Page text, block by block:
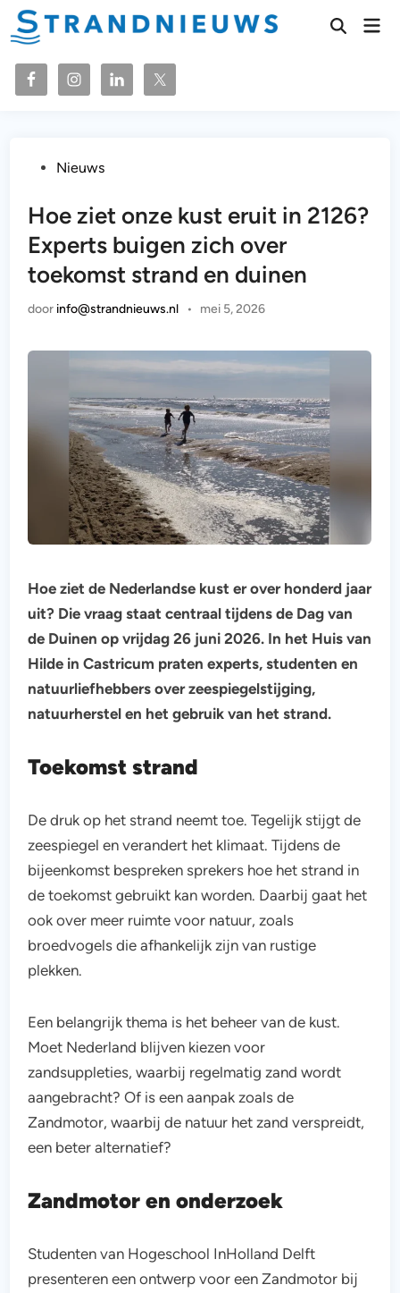
naar
inhoud
Zoeken
Geplaatst
Nieuws
Hoe ziet onze kust eruit in 2126?
Experts buigen zich over
toekomst strand en duinen
door info@strandnieuws.nl • mei 5, 2026
Hoe ziet de Nederlandse kust er over honderd jaar
uit? Die vraag staat centraal tijdens de Dag van
de Duinen op vrijdag 26 juni 2026. In het Huis van
Hilde in Castricum praten experts, studenten en
natuurliefhebbers over zeespiegelstijging,
natuurherstel en het gebruik van het strand.
Toekomst strand
De druk op het strand neemt toe. Tegelijk stijgt de
zeespiegel en verandert het klimaat. Tijdens de
bijeenkomst bespreken sprekers hoe het strand in
de toekomst gebruikt kan worden. Daarbij gaat het
ook over meer ruimte voor natuur, zoals
broedvogels die afhankelijk zijn van rustige
plekken.
Een belangrijk thema is het beheer van de kust.
Moet Nederland blijven kiezen voor
zandsuppleties, waarbij regelmatig zand wordt
aangebracht? Of is een aanpak zoals de
Zandmotor, waarbij de natuur het zand verspreidt,
een beter alternatief?
Zandmotor en onderzoek
Studenten van Hogeschool InHolland Delft
presenteren een ontwerp voor een Zandmotor bij